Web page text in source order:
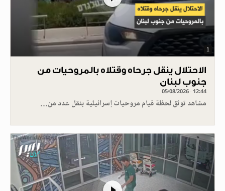
1
الاحتلال ينقل جرحاه وقتلاه بالمروحيات من
جنوب لبنان
05/08/2026 - 12:44
مشاهد توثق لحظة قيام مروحيات إسرائيلية بنقل عدد من…